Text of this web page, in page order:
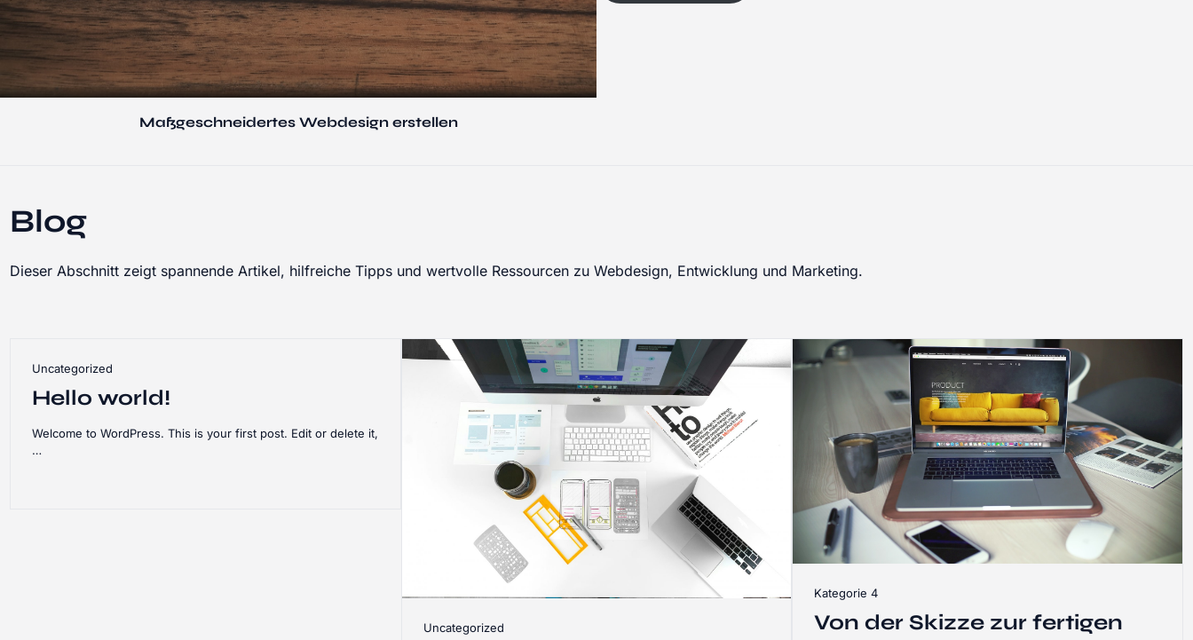
Maßgeschneidertes Webdesign erstellen
Blog
Dieser Abschnitt zeigt spannende Artikel, hilfreiche Tipps und wertvolle Ressourcen zu Webdesign, Entwicklung und Marketing.
Uncategorized
Hello world!
Welcome to WordPress. This is your first post. Edit or delete it,
…
Uncategorized
Kategorie 4
Von der Skizze zur fertigen